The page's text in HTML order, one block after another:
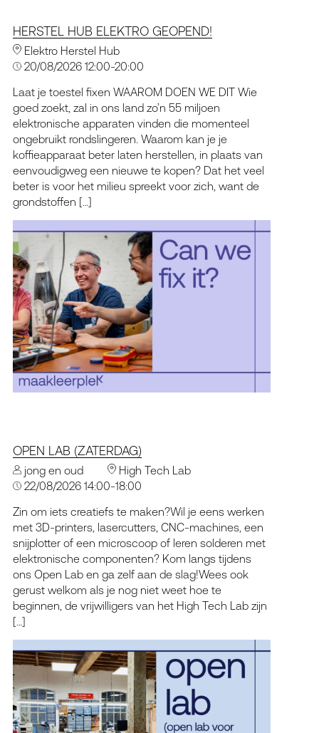
HERSTEL HUB ELEKTRO GEOPEND!
Elektro Herstel Hub
20/08/2026 12:00-20:00
Laat je toestel fixen WAAROM DOEN WE DIT Wie
goed zoekt, zal in ons land zo’n 55 miljoen
elektronische apparaten vinden die momenteel
ongebruikt rondslingeren. Waarom kan je je
koffieapparaat beter laten herstellen, in plaats van
eenvoudigweg een nieuwe te kopen? Dat het veel
beter is voor het milieu spreekt voor zich, want de
grondstoffen […]
OPEN LAB (ZATERDAG)
jong en oud
High Tech Lab
22/08/2026 14:00-18:00
Zin om iets creatiefs te maken?Wil je eens werken
met 3D-printers, lasercutters, CNC-machines, een
snijplotter of een microscoop of leren solderen met
elektronische componenten? Kom langs tijdens
ons Open Lab en ga zelf aan de slag!Wees ook
gerust welkom als je nog niet weet hoe te
beginnen, de vrijwilligers van het High Tech Lab zijn
[…]